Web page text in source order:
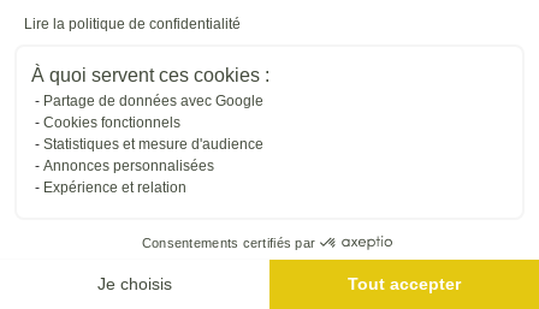
Lire la politique de confidentialité
À quoi servent ces cookies :
Partage de données avec Google
Cookies fonctionnels
Statistiques et mesure d'audience
Annonces personnalisées
Expérience et relation
Consentements certifiés par
Je choisis Tout accepter